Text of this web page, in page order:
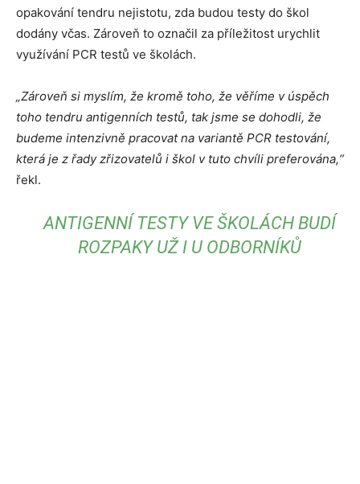
opakování tendru nejistotu, zda budou testy do škol
dodány včas. Zároveň to označil za příležitost urychlit
využívání PCR testů ve školách.
„Zároveň si myslím, že kromě toho, že věříme v úspěch
toho tendru antigenních testů, tak jsme se dohodli, že
budeme intenzivně pracovat na variantě PCR testování,
která je z řady zřizovatelů i škol v tuto chvíli preferována,“
řekl.
ANTIGENNÍ TESTY VE ŠKOLÁCH BUDÍ
ROZPAKY UŽ I U ODBORNÍKŮ